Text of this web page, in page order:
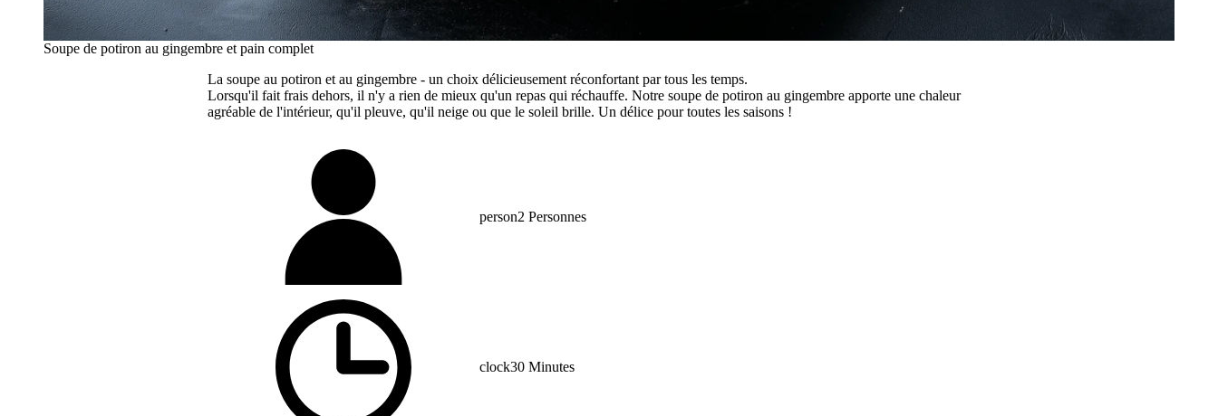
Soupe de potiron au gingembre et pain complet
La soupe au potiron et au gingembre - un choix délicieusement réconfortant par tous les temps.
Lorsqu'il fait frais dehors, il n'y a rien de mieux qu'un repas qui réchauffe. Notre soupe de potiron au gingembre apporte une chaleur
agréable de l'intérieur, qu'il pleuve, qu'il neige ou que le soleil brille. Un délice pour toutes les saisons !
person2 Personnes
clock30 Minutes